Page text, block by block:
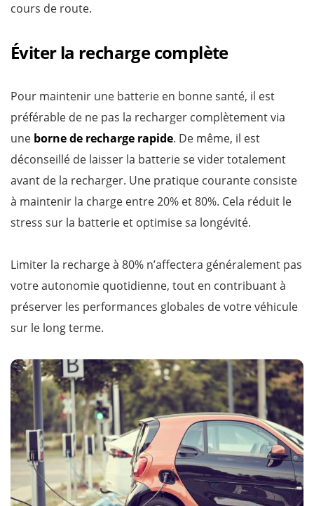
cours de route.
Éviter la recharge complète
Pour maintenir une batterie en bonne santé, il est
préférable de ne pas la recharger complètement via
une borne de recharge rapide. De même, il est
déconseillé de laisser la batterie se vider totalement
avant de la recharger. Une pratique courante consiste
à maintenir la charge entre 20% et 80%. Cela réduit le
stress sur la batterie et optimise sa longévité.
Limiter la recharge à 80% n’affectera généralement pas
votre autonomie quotidienne, tout en contribuant à
préserver les performances globales de votre véhicule
sur le long terme.